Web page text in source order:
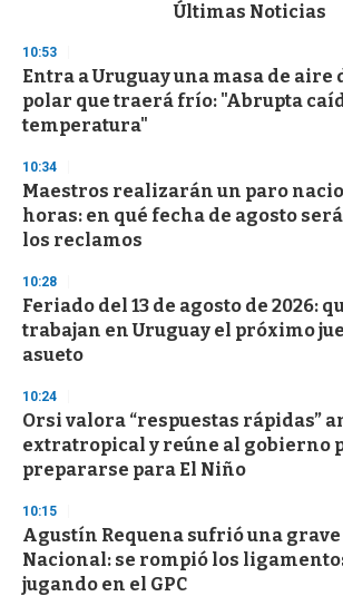
d
s
o
f
3
s
e
c
o
n
s
Últimas Noticias
10:53
Entra a Uruguay una masa de aire
polar que traerá frío: "Abrupta
temperatura"
10:34
Maestros realizarán un paro
horas: en qué fecha de agosto
los reclamos
10:28
Feriado del 13 de agosto de 2026:
trabajan en Uruguay el próximo
asueto
10:24
Orsi valora “respuestas rápidas”
extratropical y reúne al gobierno
prepararse para El Niño
10:15
Agustín Requena sufrió una
Nacional: se rompió los
jugando en el GPC